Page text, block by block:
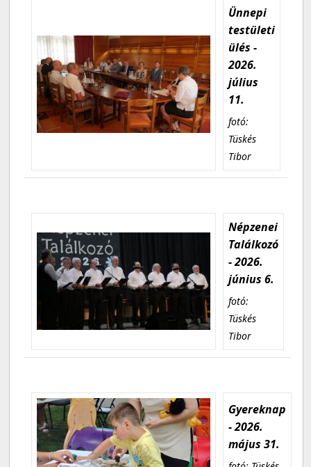
Ünnepi
testületi
ülés -
2026.
július
11.
fotó:
Tüskés
Tibor
Népzenei
Találkozó
- 2026.
június 6.
fotó:
Tüskés
Tibor
Gyereknap
- 2026.
május 31.